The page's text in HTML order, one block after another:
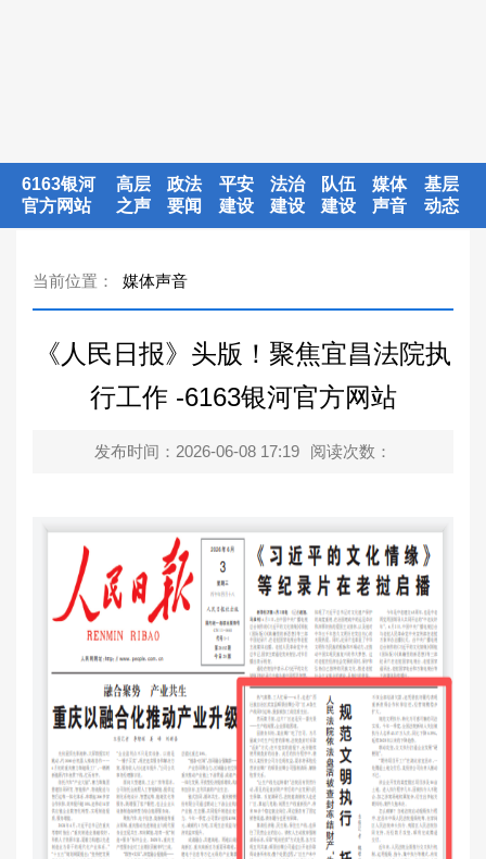
6163银河
官方网站
高层
之声
政法
要闻
平安
建设
法治
建设
队伍
建设
媒体
声音
基层
动态
当前位置： 媒体声音
《人民日报》头版！聚焦宜昌法院执
行工作 -6163银河官方网站
发布时间：2026-06-08 17:19 阅读次数：